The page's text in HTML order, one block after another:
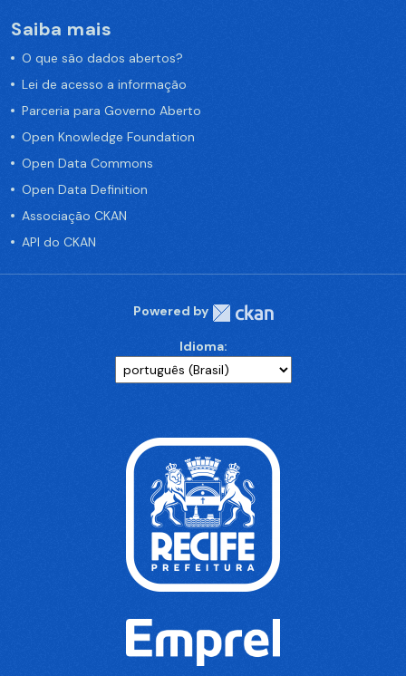
Saiba mais
O que são dados abertos?
Lei de acesso a informação
Parceria para Governo Aberto
Open Knowledge Foundation
Open Data Commons
Open Data Definition
Associação CKAN
API do CKAN
Powered by
Idioma